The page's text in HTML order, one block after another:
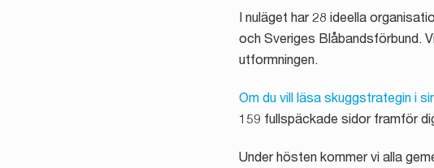
I nuläget har 28 ideella
och Sveriges Blåbandsförbund.
utformningen.
Om du vill läsa skuggstrategin i
159 fullspäckade sidor framför
Under hösten kommer vi alla